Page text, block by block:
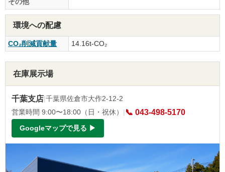
環境への配慮
CO₂削減貢献量 14.16t-CO₂
在庫展示場
千葉支店|千葉県佐倉市大作2-12-2
営業時間 9:00〜18:00（日・祝休） | 📞 043-498-5170
Googleマップで見る ▶